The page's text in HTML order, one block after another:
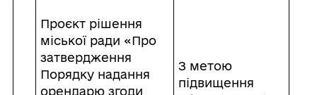
Проєкт рішення
міської ради «Про
затвердження
Порядку надання
орендарю згоди
З метою
підвищення